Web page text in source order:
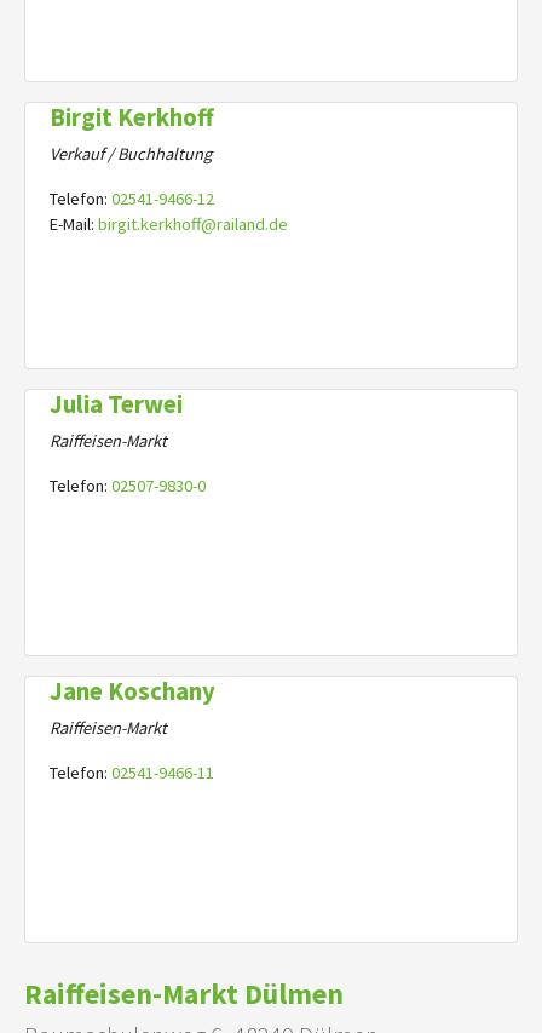
Birgit Kerkhoff
Verkauf / Buchhaltung
Telefon: 02541-9466-12
E-Mail: birgit.kerkhoff@railand.de
Julia Terwei
Raiffeisen-Markt
Telefon: 02507-9830-0
Jane Koschany
Raiffeisen-Markt
Telefon: 02541-9466-11
Raiffeisen-Markt Dülmen